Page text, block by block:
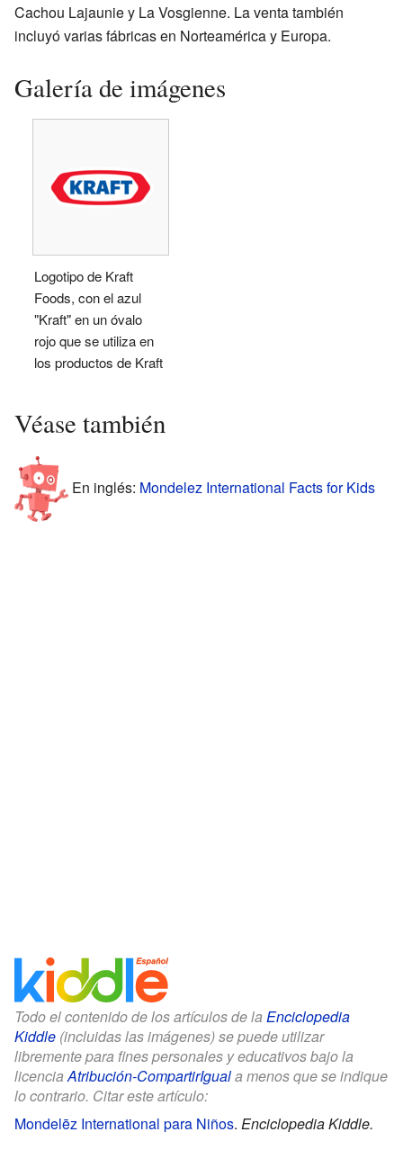
Cachou Lajaunie y La Vosgienne. La venta también
incluyó varias fábricas en Norteamérica y Europa.
Galería de imágenes
Logotipo de Kraft
Foods, con el azul
"Kraft" en un óvalo
rojo que se utiliza en
los productos de Kraft
Véase también
En inglés: Mondelez International Facts for Kids
Todo el contenido de los artículos de la Enciclopedia
Kiddle (incluidas las imágenes) se puede utilizar
libremente para fines personales y educativos bajo la
licencia Atribución-CompartirIguala menos que se indique
lo contrario. Citar este artículo:
Mondelēz International para Niños. Enciclopedia Kiddle.